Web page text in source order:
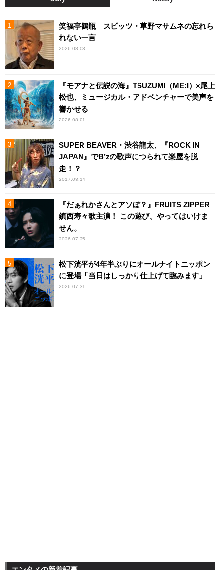
笑福亭鶴瓶 スピッツ・草野マサムネの忘れら
れない一言
2026.08.03
『モアナと伝説の海』TSUZUMI（ME:I）×尾上
松也、ミュージカル・アドベンチャーで美声を
響かせる
2026.08.01
SUPER BEAVER・渋谷龍太、『ROCK IN
JAPAN』でB’zの歌声につられて楽屋を脱
走！？
2017.08.14
『だぁれかさんとアソぼ？』FRUITS ZIPPER
鎮西寿々歌主演！ この遊び、やってはいけま
せん。
2026.07.25
松下洸平が4年半ぶりにオールナイトニッポン
に登場「当日はしっかり仕上げて臨みます」
2026.07.31